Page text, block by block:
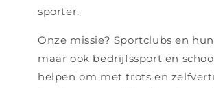
sporter.
Onze missie? Sportclubs en
maar ook bedrijfssport en
helpen om met trots en